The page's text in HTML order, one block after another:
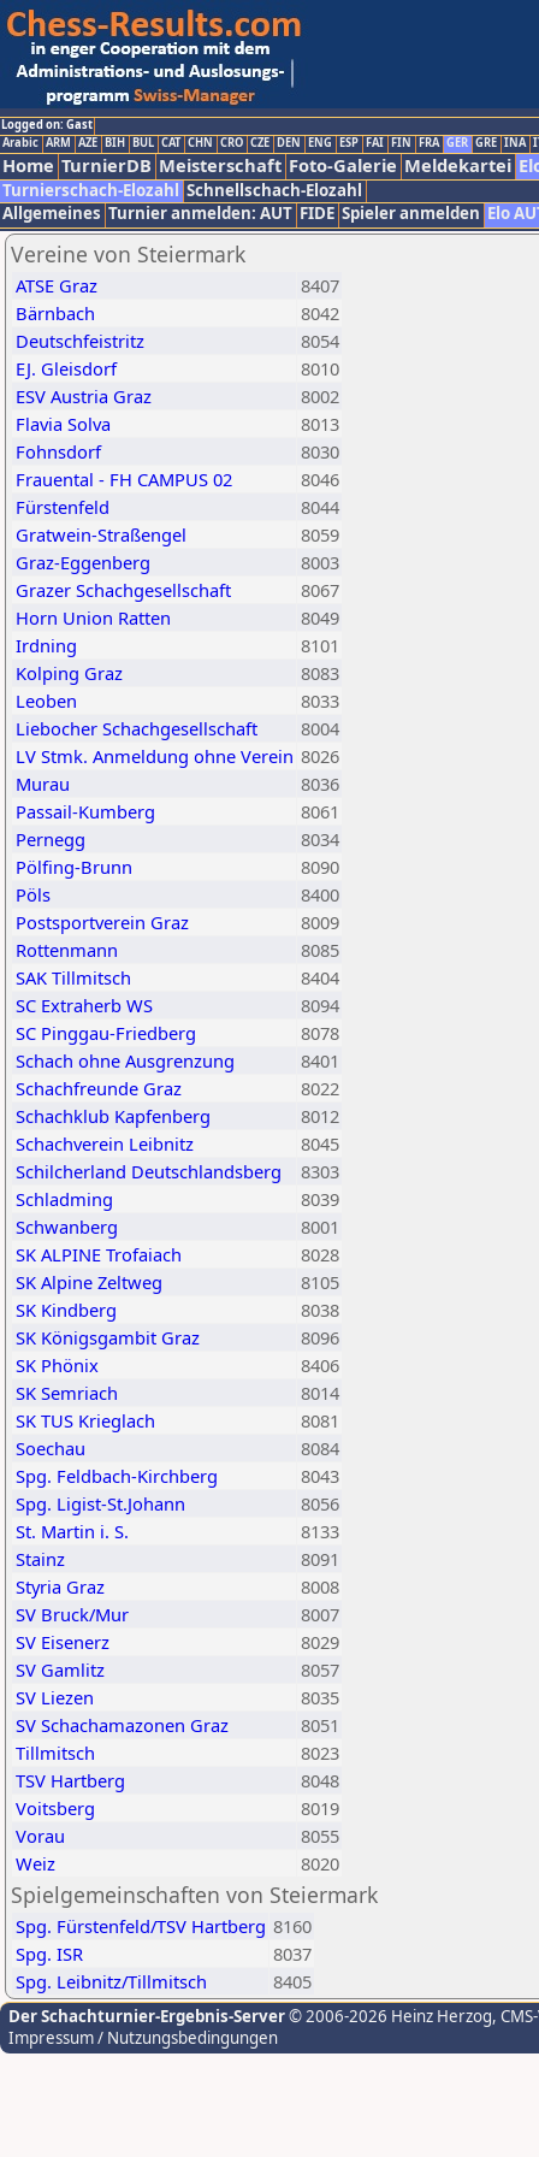
Logged on: Gast
Arabic ARM AZE BIH BUL CAT CHN CRO CZE DEN ENG ESP FAI FIN FRA GER GRE INA
Home TurnierDB Meisterschaft Foto-Galerie Meldekartei
Turnierschach-Elozahl Schnellschach-Elozahl
Allgemeines Turnier anmelden: AUT FIDE Spieler anmelden Elo
Vereine von Steiermark
ATSE Graz
8407
Bärnbach
8042
Deutschfeistritz
8054
EJ. Gleisdorf
8010
ESV Austria Graz
8002
Flavia Solva
8013
Fohnsdorf
8030
Frauental - FH CAMPUS 02
8046
Fürstenfeld
8044
Gratwein-Straßengel
8059
Graz-Eggenberg
8003
Grazer Schachgesellschaft
8067
Horn Union Ratten
8049
Irdning
8101
Kolping Graz
8083
Leoben
8033
Liebocher Schachgesellschaft
8004
LV Stmk. Anmeldung ohne Verein 8026
Murau
8036
Passail-Kumberg
8061
Pernegg
8034
Pölfing-Brunn
8090
Pöls
8400
Postsportverein Graz
8009
Rottenmann
8085
SAK Tillmitsch
8404
SC Extraherb WS
8094
SC Pinggau-Friedberg
8078
Schach ohne Ausgrenzung
8401
Schachfreunde Graz
8022
Schachklub Kapfenberg
8012
Schachverein Leibnitz
8045
Schilcherland Deutschlandsberg
8303
Schladming
8039
Schwanberg
8001
SK ALPINE Trofaiach
8028
SK Alpine Zeltweg
8105
SK Kindberg
8038
SK Königsgambit Graz
8096
SK Phönix
8406
SK Semriach
8014
SK TUS Krieglach
8081
Soechau
8084
Spg. Feldbach-Kirchberg
8043
Spg. Ligist-St.Johann
8056
St. Martin i. S.
8133
Stainz
8091
Styria Graz
8008
SV Bruck/Mur
8007
SV Eisenerz
8029
SV Gamlitz
8057
SV Liezen
8035
SV Schachamazonen Graz
8051
Tillmitsch
8023
TSV Hartberg
8048
Voitsberg
8019
Vorau
8055
Weiz
8020
Spielgemeinschaften von Steiermark
Spg. Fürstenfeld/TSV Hartberg 8160
Spg. ISR
8037
Spg. Leibnitz/Tillmitsch
8405
Der Schachturnier-Ergebnis-Server© 2006-2026 Heinz Herzog,
Impressum / Nutzungsbedingungen